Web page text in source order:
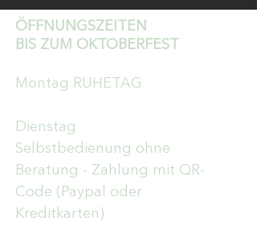
ÖFFNUNGSZEITEN
BIS ZUM OKTOBERFEST
Montag RUHETAG
Dienstag
Selbstbedienung ohne
Beratung - Zahlung mit QR-
Code (Paypal oder
Kreditkarten)